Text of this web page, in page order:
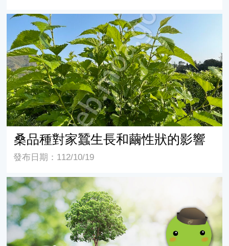
桑品種對家蠶生長和繭性狀的影響
桑品種對家蠶生長和繭性狀的影響
發布日期：112/10/19
評估友善耕作法防治桑木蝨之成效